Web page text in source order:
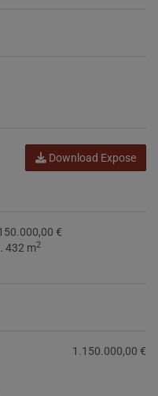
Download Expose
€
432 m2
1.150.000,00 €